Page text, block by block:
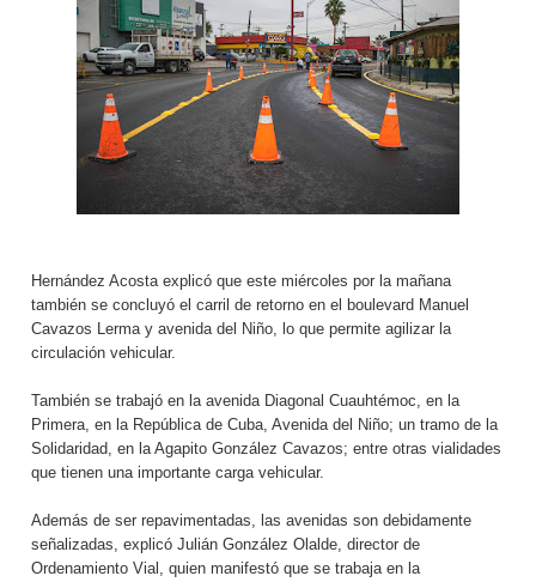
Hernández Acosta explicó que este miércoles por la mañana
también se concluyó el carril de retorno en el boulevard Manuel
Cavazos Lerma y avenida del Niño, lo que permite agilizar la
circulación vehicular.
También se trabajó en la avenida Diagonal Cuauhtémoc, en la
Primera, en la República de Cuba, Avenida del Niño; un tramo de la
Solidaridad, en la Agapito González Cavazos; entre otras vialidades
que tienen una importante carga vehicular.
Además de ser repavimentadas, las avenidas son debidamente
señalizadas, explicó Julián González Olalde, director de
Ordenamiento Vial, quien manifestó que se trabaja en la